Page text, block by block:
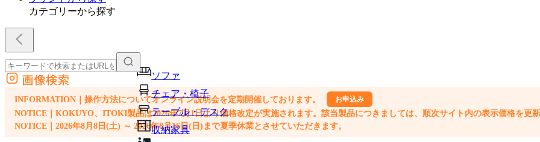
カテゴリーから探す
ソファ
チェア・椅子
テーブル・デスク
収納家具
外部サイトの商品をカートに追加
他のサイトで見つけた商品ページのURLを貼り付けて、カートに追加できます
画像検索
INFORMATION｜操作方法についてオンライン説明会を定期開催しております。 お申込み
NOTICE｜KOKUYO、ITOKI製品は2026年7月1日より価格改定が実施されます。該当製品につきましては、順次サイト内の表示価格を更新
NOTICE｜2026年8月8日(土) ～ 2026年8月16日(日)まで夏季休業とさせていただきます。